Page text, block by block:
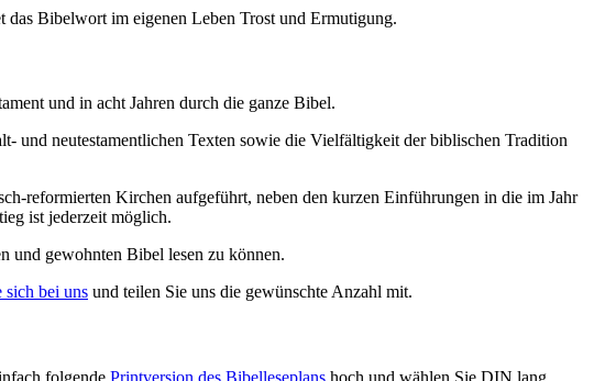
das Bibelwort im eigenen Leben Trost und Ermutigung.
und in acht Jahren durch die ganze Bibel.
und neutestamentlichen Texten sowie die Vielfältigkeit der biblischen Tradition
reformierten Kirchen aufgeführt, neben den kurzen Einführungen in die im Jahr
ist jederzeit möglich.
und gewohnten Bibel lesen zu können.
sich bei uns und teilen Sie uns die gewünschte Anzahl mit.
folgende Printversion des Bibelleseplans hoch und wählen Sie DIN lang